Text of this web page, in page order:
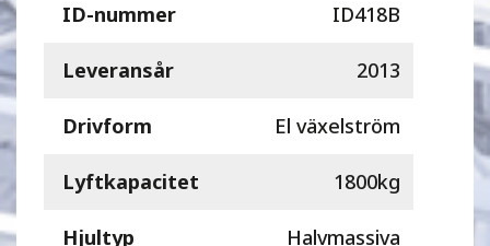
ID-nummer ID418B
Leveransår 2013
Drivform El växelström
Lyftkapacitet 1800kg
Hjultyp Halvmassiva